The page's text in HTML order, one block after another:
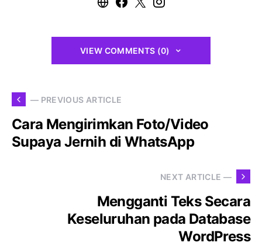
VIEW COMMENTS (0)
— PREVIOUS ARTICLE
Cara Mengirimkan Foto/Video
Supaya Jernih di WhatsApp
NEXT ARTICLE —
Mengganti Teks Secara
Keseluruhan pada Database
WordPress